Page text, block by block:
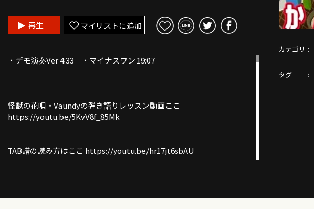
カテゴリ
タグ
再生 マイリストに追加
・デモ演奏Ver 4:33 ・マイナスワン 19:07
怪獣の花唄・Vaundyの弾き語りレッスン動画ここ
https://youtu.be/5KvV8f_85Mk
TAB譜の読み方はここ https://youtu.be/hr17jt6sbAU